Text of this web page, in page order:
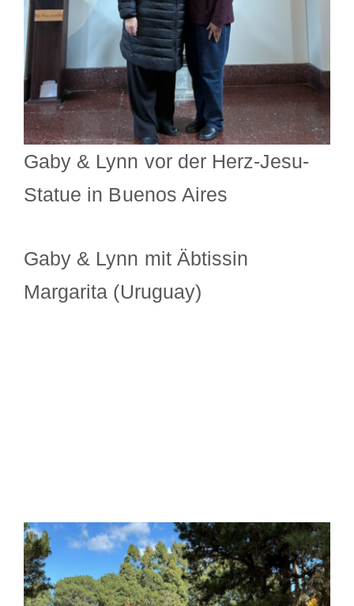
Gaby & Lynn vor der Herz-Jesu-
Statue in Buenos Aires
Gaby & Lynn mit Äbtissin
Margarita (Uruguay)